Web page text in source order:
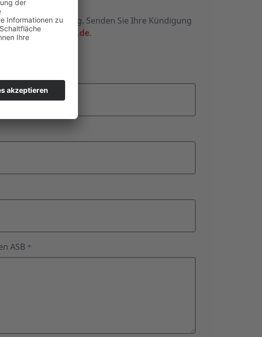
Senden Sie Ihre Kündigung
.
können.
ASB *